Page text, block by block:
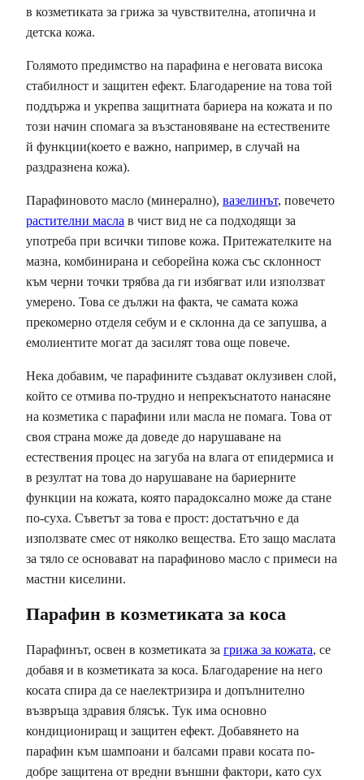
в козметиката за грижа за чувствителна, атопична и
детска кожа.
Голямото предимство на парафина е неговата висока
стабилност и защитен ефект. Благодарение на това той
поддържа и укрепва защитната бариера на кожата и по
този начин спомага за възстановяване на естествените
й функции(което е важно, например, в случай на
раздразнена кожа).
Парафиновото масло (минерално), вазелинът, повечето
растителни масла в чист вид не са подходящи за
употреба при всички типове кожа. Притежателките на
мазна, комбинирана и себорейна кожа със склонност
към черни точки трябва да ги избягват или използват
умерено. Това се дължи на факта, че самата кожа
прекомерно отделя себум и е склонна да се запушва, а
емолиентите могат да засилят това още повече.
Нека добавим, че парафините създават оклузивен слой,
който се отмива по-трудно и непрекъснатото нанасяне
на козметика с парафини или масла не помага. Това от
своя страна може да доведе до нарушаване на
естествения процес на загуба на влага от епидермиса и
в резултат на това до нарушаване на бариерните
функции на кожата, която парадоксално може да стане
по-суха. Съветът за това е прост: достатъчно е да
използвате смес от няколко вещества. Ето защо маслата
за тяло се основават на парафиново масло с примеси на
мастни киселини.
Парафин в козметиката за коса
Парафинът, освен в козметиката за грижа за кожата, се
добавя и в козметиката за коса. Благодарение на него
косата спира да се наелектризира и допълнително
възвръща здравия блясък. Тук има основно
кондициониращ и защитен ефект. Добавянето на
парафин към шампоани и балсами прави косата по-
добре защитена от вредни външни фактори, като сух